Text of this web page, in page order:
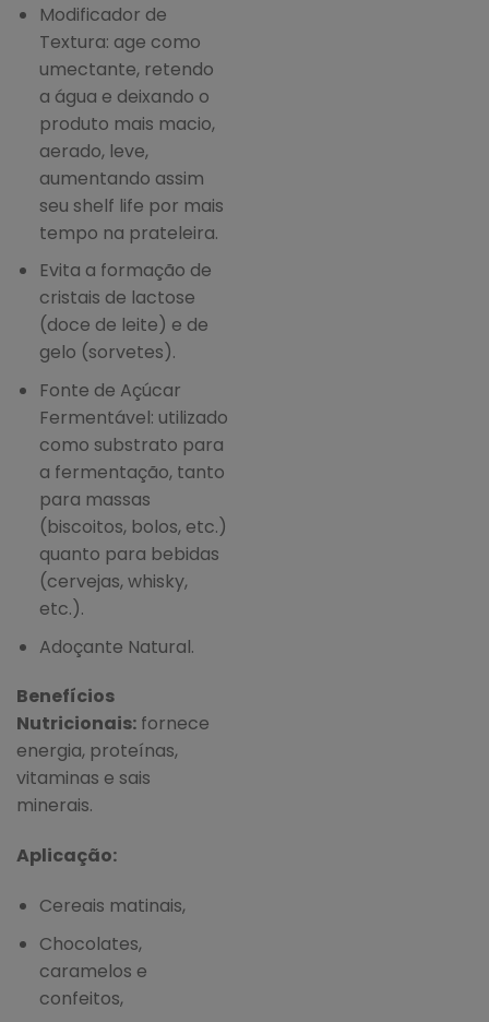
Modificador de
Textura: age como
umectante, retendo
a água e deixando o
produto mais macio,
aerado, leve,
aumentando assim
seu shelf life por mais
tempo na prateleira.
Evita a formação de
cristais de lactose
(doce de leite) e de
gelo (sorvetes).
Fonte de Açúcar
Fermentável: utilizado
como substrato para
a fermentação, tanto
para massas
(biscoitos, bolos, etc.)
quanto para bebidas
(cervejas, whisky,
etc.).
Adoçante Natural.
Benefícios
Nutricionais: fornece
energia, proteínas,
vitaminas e sais
minerais.
Aplicação:
Cereais matinais,
Chocolates,
caramelos e
confeitos,